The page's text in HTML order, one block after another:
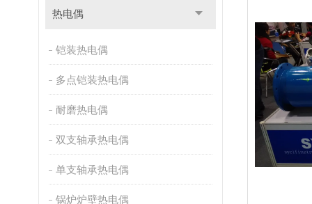
热电偶
铠装热电偶
多点铠装热电偶
耐磨热电偶
双支轴承热电偶
单支轴承热电偶
锅炉炉壁热电偶